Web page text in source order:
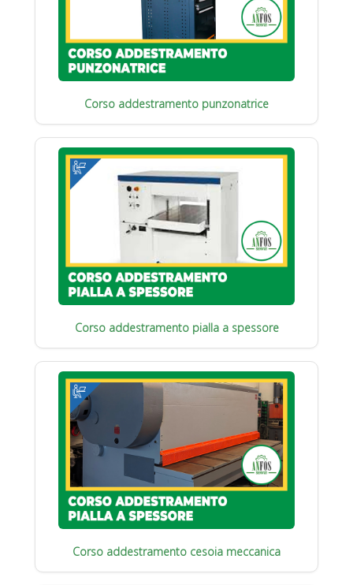
Corso addestramento punzonatrice
Corso addestramento pialla a spessore
Corso addestramento cesoia meccanica